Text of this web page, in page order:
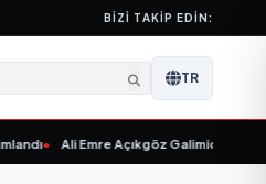
BIZI TAKIP EDIN:
TR
• Ali Emre Açıkgöz Galimidi, Eski AB